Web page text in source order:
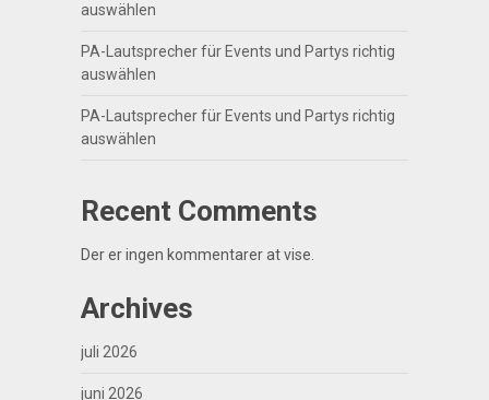
auswählen
PA-Lautsprecher für Events und Partys richtig
auswählen
PA-Lautsprecher für Events und Partys richtig
auswählen
Recent Comments
Der er ingen kommentarer at vise.
Archives
juli 2026
juni 2026